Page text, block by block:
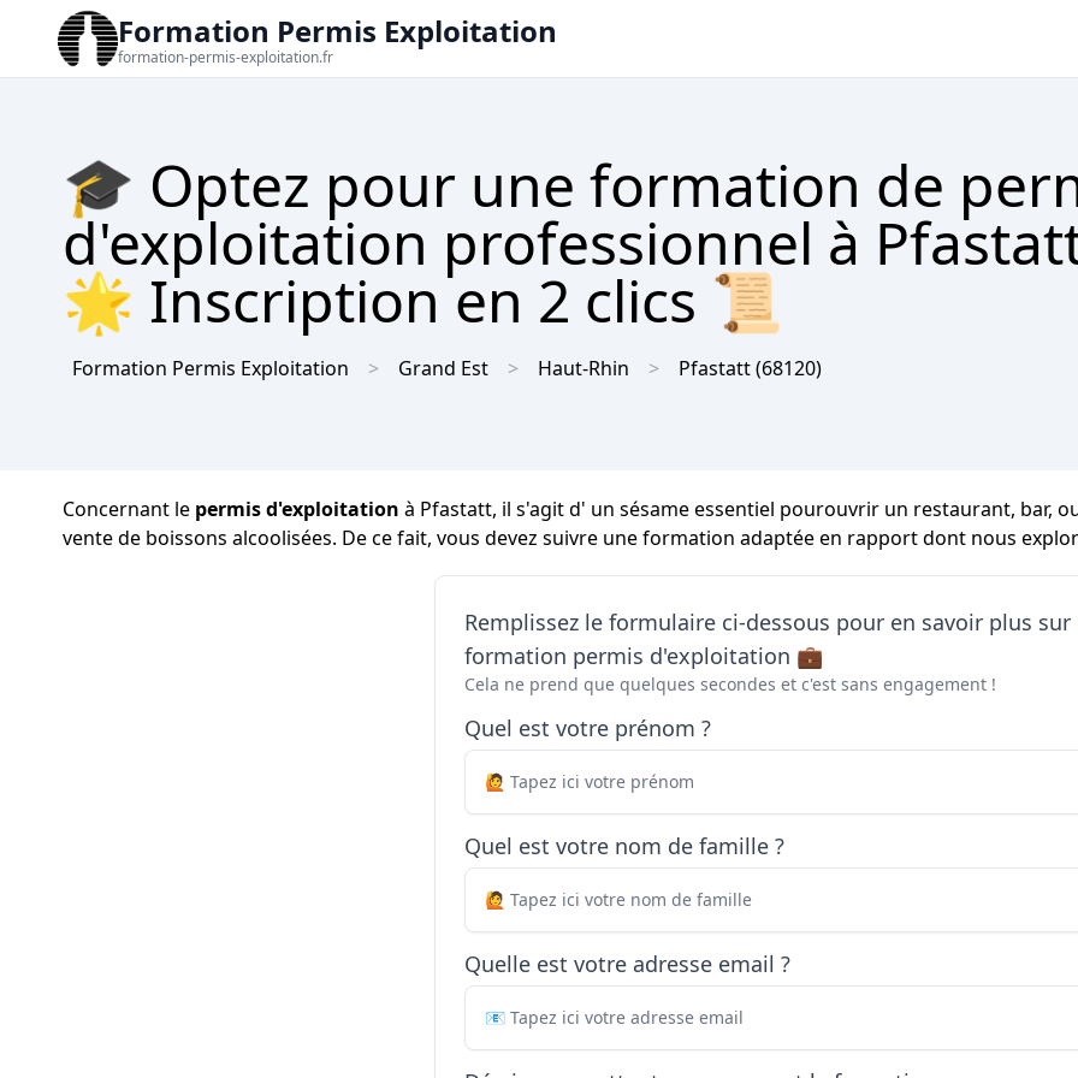
Formation Permis Exploitation
formation-permis-exploitation.fr
🎓 Optez pour une formation de
d'exploitation professionnel à
🌟 Inscription en 2 clics 📜
Formation Permis Exploitation Grand Est Haut-Rhin Pfastatt(68120)
Concernant le permis d'exploitation à Pfastatt, il s'agit d' un sésame essentiel pourouvrir un restaurant, bar,
vente de boissons alcoolisées. De ce fait, vous devez suivre une formation adaptée en rapport dont nous
Remplissez le formulaire ci-dessous pour en savoir plus sur
formation permis d'exploitation 💼
Cela ne prend que quelques secondes et c'est sans engagement !
Quel est votre prénom ?
Quel est votre nom de famille ?
Quelle est votre adresse email ?